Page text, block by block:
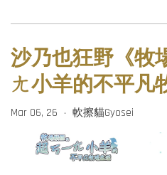
沙乃也狂野《牧
ㄤ小羊的不平凡
Mar 06, 26 • 軟擦貓Gyosei